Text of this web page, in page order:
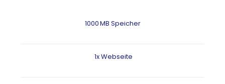
1000 MB Speicher
1x Webseite